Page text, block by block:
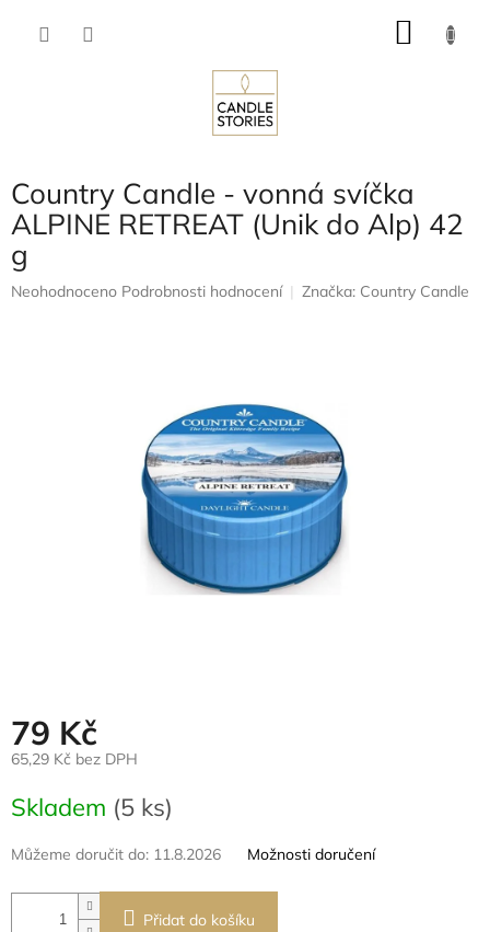
Country Candle - vonná svíčka
ALPINE RETREAT (Unik do Alp) 42
g
Průměrné
Neohodnoceno Podrobnosti hodnocení Značka: Country Candle
79 Kč
65,29 Kč bez DPH
cena:
Skladem (5 ks)
Můžeme doručit do: 11.8.2026 Možnosti doručení
Přidat do košíku